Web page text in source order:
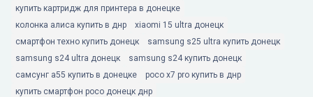
купить картридж для принтера в донецке
колонка алиса купить в днр
xiaomi 15 ultra донецк
смартфон техно купить донецк
samsung s25 ultra купить донецк
samsung s24 ultra донецк
samsung s24 купить донецк
самсунг а55 купить в донецке
poco x7 pro купить в днр
купить смартфон poco донецк днр